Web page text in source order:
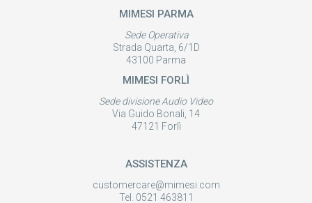
MIMESI PARMA
Sede Operativa
Strada Quarta, 6/1D
43100 Parma
MIMESI FORLÌ
Sede divisione Audio Video
Via Guido Bonali, 14
47121 Forlì
ASSISTENZA
customercare@mimesi.com
Tel. 0521 463811